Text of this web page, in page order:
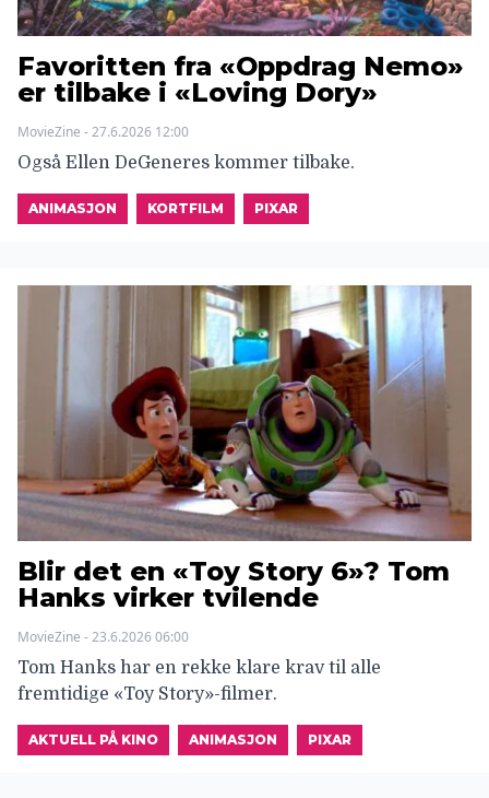
Favoritten fra «Oppdrag Nemo»
er tilbake i «Loving Dory»
MovieZine - 27.6.2026 12:00
Også Ellen DeGeneres kommer tilbake.
ANIMASJON KORTFILM PIXAR
Blir det en «Toy Story 6»? Tom
Hanks virker tvilende
MovieZine - 23.6.2026 06:00
Tom Hanks har en rekke klare krav til alle
fremtidige «Toy Story»-filmer.
AKTUELL PÅ KINO ANIMASJON PIXAR